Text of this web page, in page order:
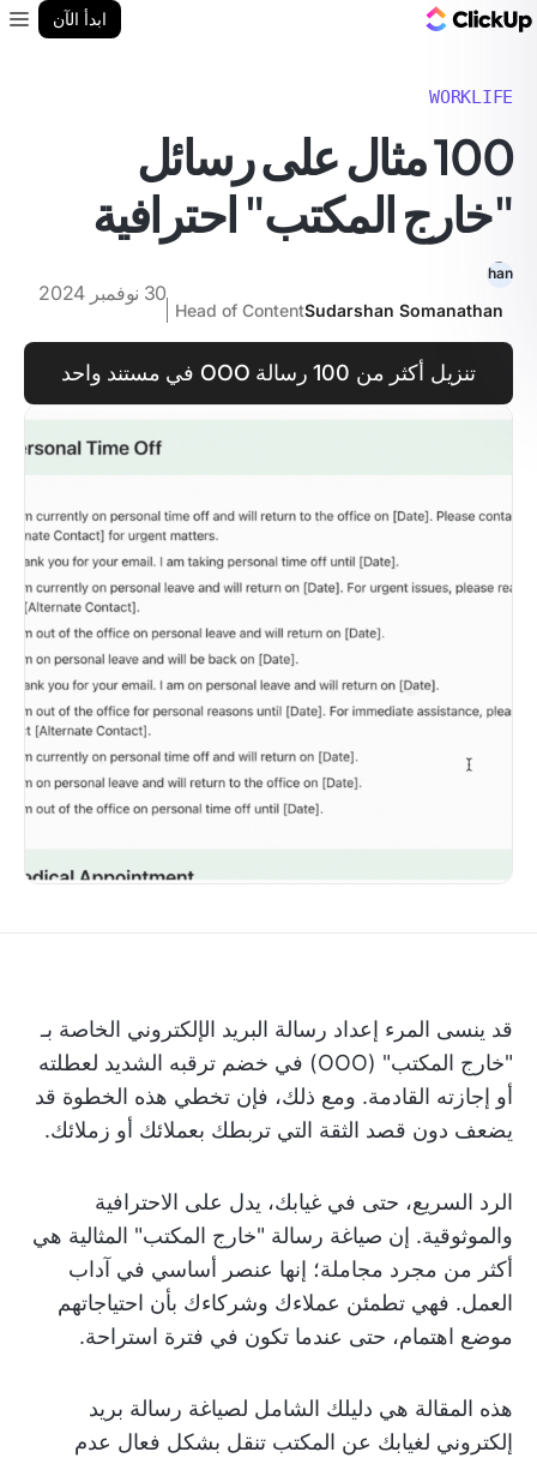
ابدأ الآن
WORKLIFE
100 مثال على رسائل
"خارج المكتب" احترافية
Sudarshan Somanathan
Head of Content
30 نوفمبر 2024
تنزيل أكثر من 100 رسالة OOO في مستند واحد
قد ينسى المرء إعداد رسالة البريد الإلكتروني الخاصة بـ
"خارج المكتب" (OOO) في خضم ترقبه الشديد لعطلته
أو إجازته القادمة. ومع ذلك، فإن تخطي هذه الخطوة قد
يضعف دون قصد الثقة التي تربطك بعملائك أو زملائك.
الرد السريع، حتى في غيابك، يدل على الاحترافية
والموثوقية. إن صياغة رسالة "خارج المكتب" المثالية هي
أكثر من مجرد مجاملة؛ إنها عنصر أساسي في آداب
العمل. فهي تطمئن عملاءك وشركاءك بأن احتياجاتهم
موضع اهتمام، حتى عندما تكون في فترة استراحة.
هذه المقالة هي دليلك الشامل لصياغة رسالة بريد
إلكتروني لغيابك عن المكتب تنقل بشكل فعال عدم